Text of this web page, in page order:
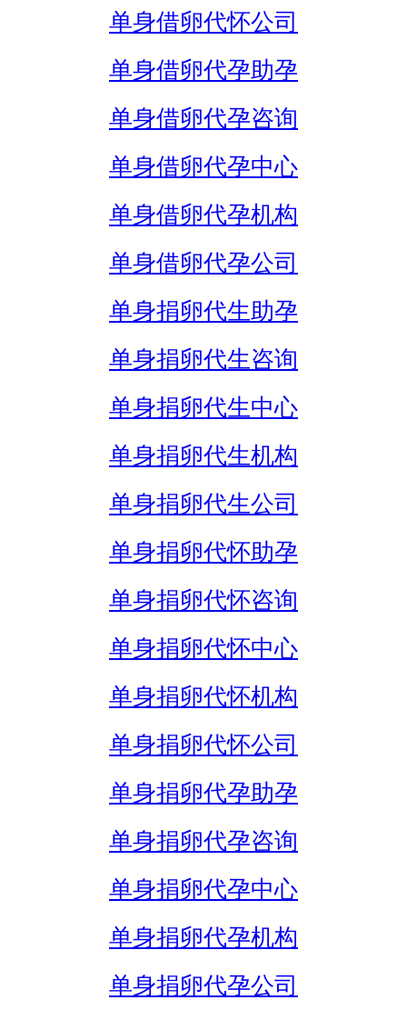
单身借卵代怀公司
单身借卵代孕助孕
单身借卵代孕咨询
单身借卵代孕中心
单身借卵代孕机构
单身借卵代孕公司
单身捐卵代生助孕
单身捐卵代生咨询
单身捐卵代生中心
单身捐卵代生机构
单身捐卵代生公司
单身捐卵代怀助孕
单身捐卵代怀咨询
单身捐卵代怀中心
单身捐卵代怀机构
单身捐卵代怀公司
单身捐卵代孕助孕
单身捐卵代孕咨询
单身捐卵代孕中心
单身捐卵代孕机构
单身捐卵代孕公司